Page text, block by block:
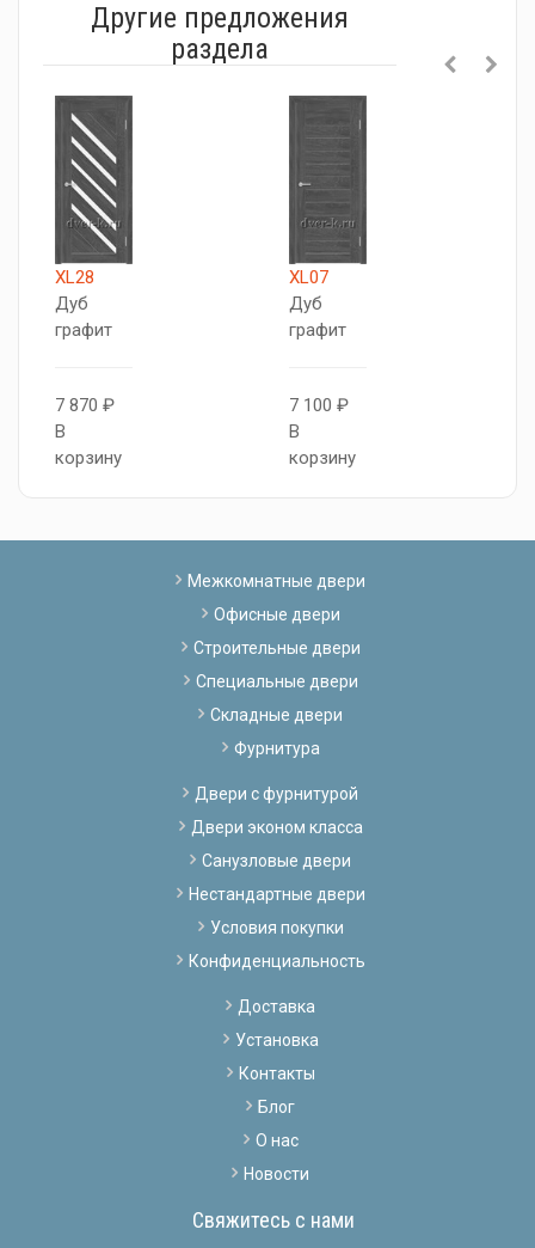
Другие предложения
раздела
XL28
Дуб
графит
7 870 ₽
В
корзину
XL07
Дуб
графит
7 100 ₽
В
корзину
Межкомнатные двери
Офисные двери
Строительные двери
Специальные двери
Складные двери
Фурнитура
Двери с фурнитурой
Двери эконом класса
Санузловые двери
Нестандартные двери
Условия покупки
Конфиденциальность
Доставка
Установка
Контакты
Блог
О нас
Новости
Свяжитесь с нами